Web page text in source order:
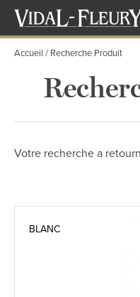
Aller
contenu
Accueil Recherche Produit
Votre recherche a
BLANC